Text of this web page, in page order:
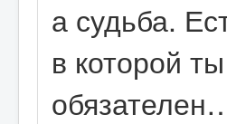
а судьба.
в которой ты